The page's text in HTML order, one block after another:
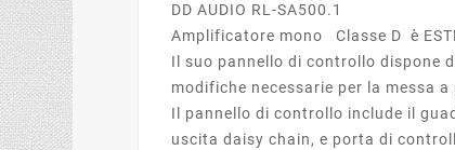
DD AUDIO RL-SA500.1
Amplificatore mono Classe D è
Il suo pannello di controllo dispone
modifiche necessarie per la messa
Il pannello di controllo include il
uscita daisy chain, e porta di